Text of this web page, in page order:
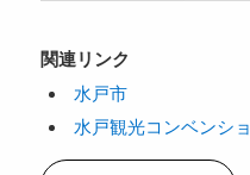
関連リンク
水戸市
水戸観光コンベンシ